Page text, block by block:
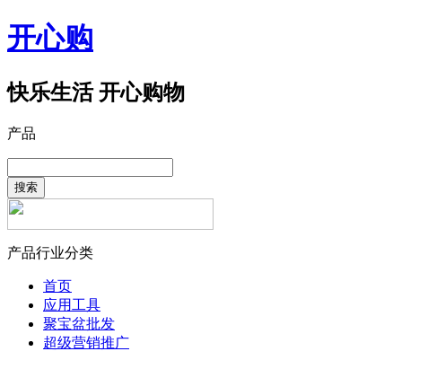
开心购
快乐生活 开心购物
产品
搜索
产品行业分类
首页
应用工具
聚宝盆批发
超级营销推广